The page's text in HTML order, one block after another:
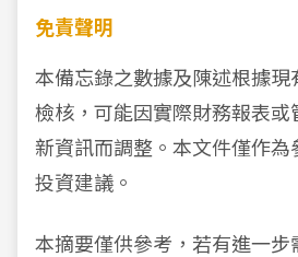
免責聲明
本備忘錄之數據及陳述根據現
檢核，可能因實際財務報表或
新資訊而調整。本文件僅作為
投資建議。
本摘要僅供參考，若有進一步